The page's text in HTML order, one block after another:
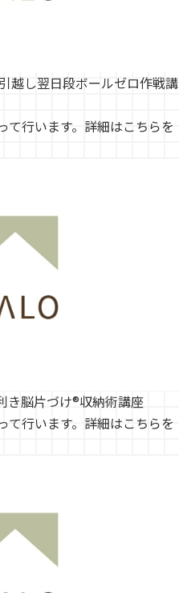
越し翌日段ボールゼロ作戦講
行います。詳細はこちらを
き脳片づけ®収納術講座
行います。詳細はこちらを